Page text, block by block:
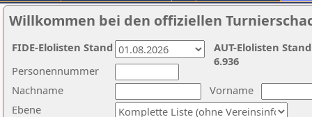
Willkommen bei den offiziellen
Nachname
Vorname
Ebene
Personennummer
AUT-Elolisten
6.936
FIDE-Elolisten Stand